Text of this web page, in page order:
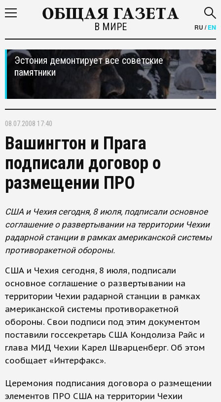
В МИРЕ RU /EN
Эстония демонтирует все советские
памятники
08.07.2008 17:40
Вашингтон и Прага
подписали договор о
размещении ПРО
США и Чехия сегодня, 8 июля, подписали основное
соглашение о развертывании на территории Чехии
радарной станции в рамках американской системы
противоракетной обороны.
США и Чехия сегодня, 8 июля, подписали
основное соглашение о развертывании на
территории Чехии радарной станции в рамках
американской системы противоракетной
обороны. Свои подписи под этим документом
поставили госсекретарь США Кондолиза Райс и
глава МИД Чехии Карел Шварценберг. Об этом
сообщает «Интерфакс».
Церемония подписания договора о размещении
элементов ПРО США на территории Чехии